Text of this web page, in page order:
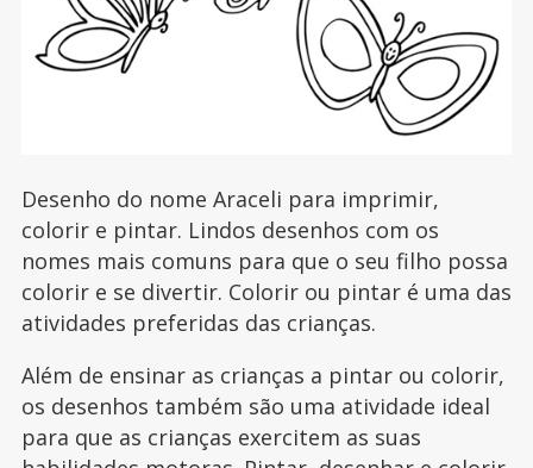
Desenho do nome Araceli para imprimir,
colorir e pintar. Lindos desenhos com os
nomes mais comuns para que o seu filho possa
colorir e se divertir. Colorir ou pintar é uma das
atividades preferidas das crianças.
Além de ensinar as crianças a pintar ou colorir,
os desenhos também são uma atividade ideal
para que as crianças exercitem as suas